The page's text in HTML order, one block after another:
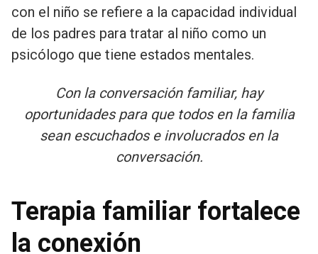
con el niño se refiere a la capacidad individual
de los padres para tratar al niño como un
psicólogo que tiene estados mentales.
Con la conversación familiar, hay
oportunidades para que todos en la familia
sean escuchados e involucrados en la
conversación.
Terapia familiar fortalece
la conexión